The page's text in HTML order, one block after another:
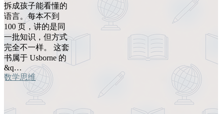
拆成孩子能看懂的
语言。每本不到
100 页，讲的是同
一批知识，但方式
完全不一样。 这套
书属于 Usborne 的
&q…
数学思维